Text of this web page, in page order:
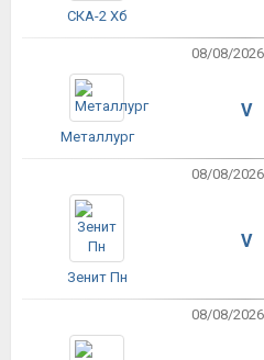
СКА-2 Хб
08/08/
Металлург
V
08/08/
Зенит Пн
V
08/08/